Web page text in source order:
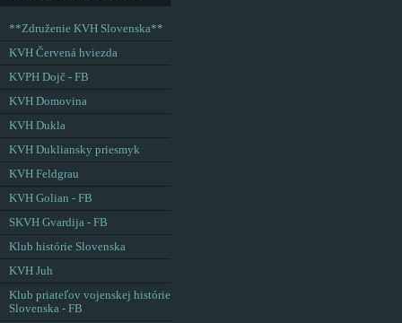
**Združenie KVH Slovenska**
KVH Červená hviezda
KVPH Dojč - FB
KVH Domovina
KVH Dukla
KVH Dukliansky priesmyk
KVH Feldgrau
KVH Golian - FB
SKVH Gvardija - FB
Klub histórie Slovenska
KVH Juh
Klub priateľov vojenskej histórie
Slovenska - FB